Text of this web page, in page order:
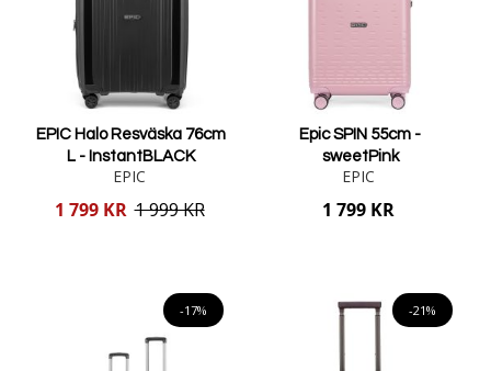
EPIC Halo Resväska 76cm
L - InstantBLACK
EPIC
Reducerat
1 799 KR 1 999 KR
Epic SPIN 55cm -
sweetPink
EPIC
1 799 KR
-17% -21%